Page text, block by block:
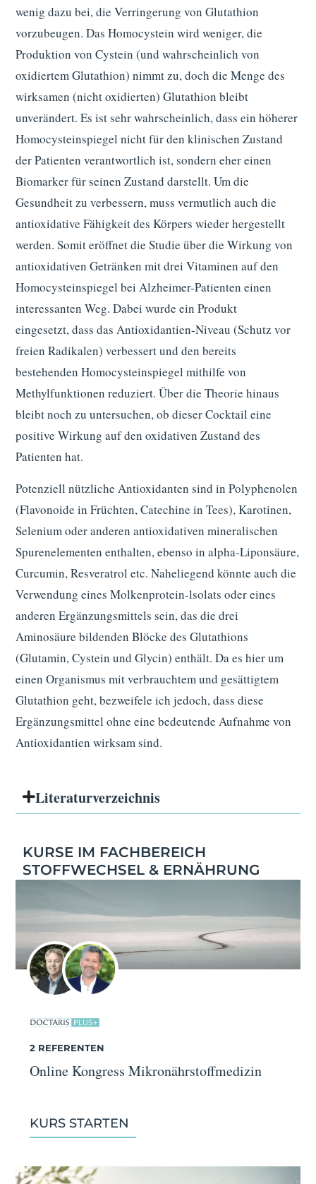
wenig dazu bei, die Verringerung von Glutathion
vorzubeugen. Das Homocystein wird weniger, die
Produktion von Cystein (und wahrscheinlich von
oxidiertem Glutathion) nimmt zu, doch die Menge des
wirksamen (nicht oxidierten) Glutathion bleibt
unverändert. Es ist sehr wahrscheinlich, dass ein höherer
Homocysteinspiegel nicht für den klinischen Zustand
der Patienten verantwortlich ist, sondern eher einen
Biomarker für seinen Zustand darstellt. Um die
Gesundheit zu verbessern, muss vermutlich auch die
antioxidative Fähigkeit des Körpers wieder hergestellt
werden. Somit eröffnet die Studie über die Wirkung von
antioxidativen Getränken mit drei Vitaminen auf den
Homocysteinspiegel bei Alzheimer-Patienten einen
interessanten Weg. Dabei wurde ein Produkt
eingesetzt, dass das Antioxidantien-Niveau (Schutz vor
freien Radikalen) verbessert und den bereits
bestehenden Homocysteinspiegel mithilfe von
Methylfunktionen reduziert. Über die Theorie hinaus
bleibt noch zu untersuchen, ob dieser Cocktail eine
positive Wirkung auf den oxidativen Zustand des
Patienten hat.
Potenziell nützliche Antioxidanten sind in Polyphenolen
(Flavonoide in Früchten, Catechine in Tees), Karotinen,
Selenium oder anderen antioxidativen mineralischen
Spurenelementen enthalten, ebenso in alpha-Liponsäure,
Curcumin, Resveratrol etc. Naheliegend könnte auch die
Verwendung eines Molkenprotein-lsolats oder eines
anderen Ergänzungsmittels sein, das die drei
Aminosäure bildenden Blöcke des Glutathions
(Glutamin, Cystein und Glycin) enthält. Da es hier um
einen Organismus mit verbrauchtem und gesättigtem
Glutathion geht, bezweifele ich jedoch, dass diese
Ergänzungsmittel ohne eine bedeutende Aufnahme von
Antioxidantien wirksam sind.
Literatur­verzeichnis
KURSE IM FACHBEREICH
STOFFWECHSEL & ERNÄHRUNG
2 REFERENTEN
Online Kongress Mikronährstoffmedizin
KURS STARTEN